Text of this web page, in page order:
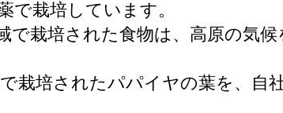
で栽培しています。
栽培された食物は、高原の気
栽培されたパパイヤの葉を、自